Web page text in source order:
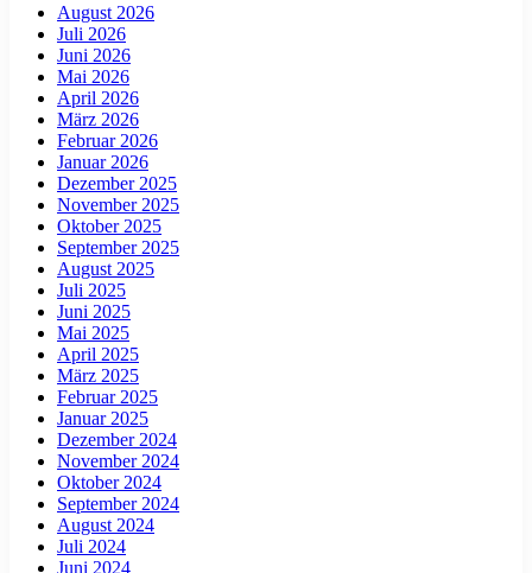
August 2026
Juli 2026
Juni 2026
Mai 2026
April 2026
März 2026
Februar 2026
Januar 2026
Dezember 2025
November 2025
Oktober 2025
September 2025
August 2025
Juli 2025
Juni 2025
Mai 2025
April 2025
März 2025
Februar 2025
Januar 2025
Dezember 2024
November 2024
Oktober 2024
September 2024
August 2024
Juli 2024
Juni 2024